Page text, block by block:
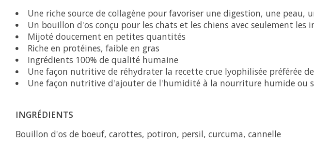
Une riche source de collagène pour favoriser une digestion, une
Un bouillon d'os conçu pour les chats et les chiens avec seulement
Mijoté doucement en petites quantités
Riche en protéines, faible en gras
Ingrédients 100% de qualité humaine
Une façon nutritive de réhydrater la recette crue lyophilisée préférée
Une façon nutritive d'ajouter de l'humidité à la nourriture humide ou
INGRÉDIENTS
Bouillon d'os de boeuf, carottes, potiron, persil, curcuma, cannelle